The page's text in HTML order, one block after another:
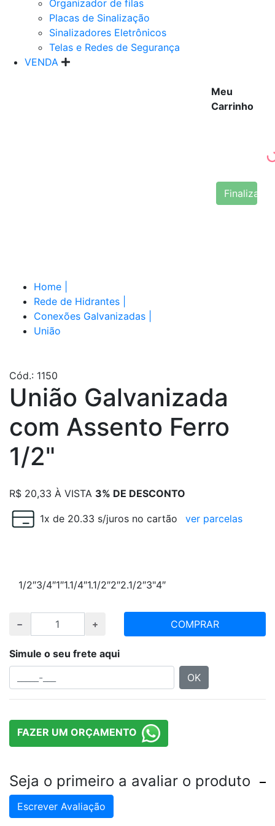
Organizador de filas
Placas de Sinalização
Sinalizadores Eletrônicos
Telas e Redes de Segurança
VENDA
Meu
Carrinho
Finalizar
Home
Rede de Hidrantes
Conexões Galvanizadas
União
Cód.: 1150
União Galvanizada
com Assento Ferro
1/2"
R$ 20,33 À VISTA 3% DE DESCONTO
1x de 20.33 s/juros no cartão ver parcelas
1/2″3/4″1″1.1/4″1.1/2″2″2.1/2″3"4″
COMPRAR
Simule o seu frete aqui
OK
FAZER UM ORÇAMENTO
Seja o primeiro a avaliar o produto
Escrever Avaliação